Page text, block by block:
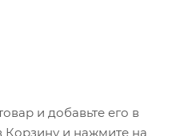
спектр при слабом
и добавьте его в
Корзину и нажмите на